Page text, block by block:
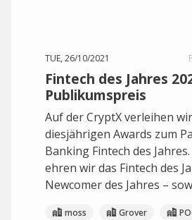
TUE, 26/10/2021
Fintech des Jahres
Publikumspreis
Auf der CryptX verleihen
diesjährigen Awards zum
Banking Fintech des
ehren wir das Fintech des
Newcomer des Jahres –
moss Grover